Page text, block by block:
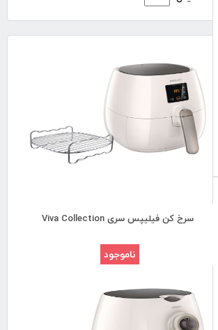
سرخ کن فیلیپس سری Viva Collection
ناموجود